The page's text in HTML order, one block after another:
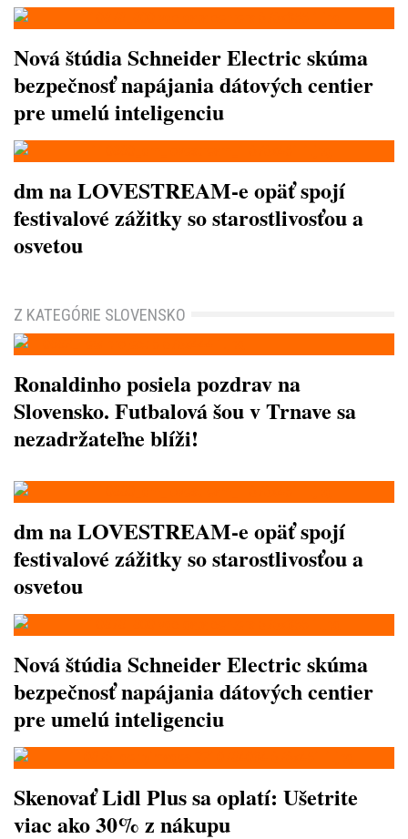
Nová štúdia Schneider Electric skúma
bezpečnosť napájania dátových centier
pre umelú inteligenciu
dm na LOVESTREAM-e opäť spojí
festivalové zážitky so starostlivosťou a
osvetou
Z KATEGÓRIE SLOVENSKO
Ronaldinho posiela pozdrav na
Slovensko. Futbalová šou v Trnave sa
nezadržateľne blíži!
dm na LOVESTREAM-e opäť spojí
festivalové zážitky so starostlivosťou a
osvetou
Nová štúdia Schneider Electric skúma
bezpečnosť napájania dátových centier
pre umelú inteligenciu
Skenovať Lidl Plus sa oplatí: Ušetrite
viac ako 30% z nákupu